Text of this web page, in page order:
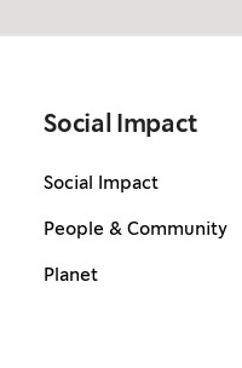
Social Impact
Social Impact
People & Community
Planet